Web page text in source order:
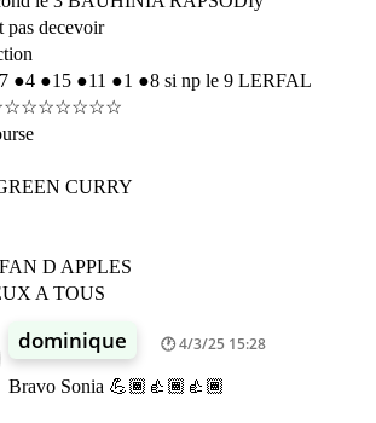
pas decevoir
●4 ●15 ●11 ●1 ●8 si np le 9 LERFAL
CURRY
D APPLES
A TOUS
dominique 4/3/25 15:28
Bravo Sonia 💪🏾👍🏾👍🏾